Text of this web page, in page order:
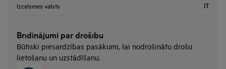
Izcelsmes valsts IT
Brīdinājumi par drošību
Būtiski piesardzības pasākumi, lai nodrošinātu drošu
lietošanu un uzstādīšanu.